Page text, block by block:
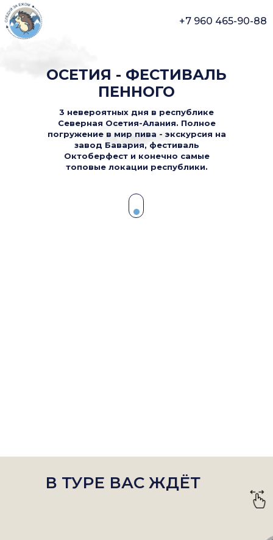
+7 960 465-90-88
ОСЕТИЯ - ФЕСТИВАЛЬ
ПЕННОГО
3 невероятных дня в республике
Северная Осетия-Алания. Полное
погружение в мир пива - экскурсия на
завод Бавария, фестиваль
Октоберфест и конечно самые
топовые локации республики.
В ТУРЕ ВАС ЖДЁТ